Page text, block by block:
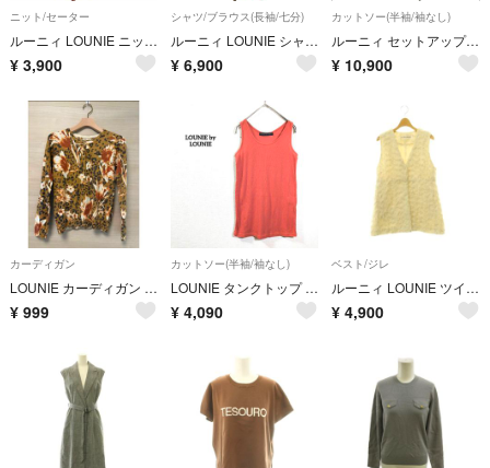
ニット/セーター
ルーニィ LOUNIE ニット カットソー Vネック 長袖 F 紫 パープル
¥ 3,900
シャツ/ブラウス(長袖/七分)
ルーニィ LOUNIE シャツ ブラウス ボウタイ 長袖 ロング 38 茶
¥ 6,900
カットソー(半袖/袖なし)
ルーニィ セットアップ ハーフジップカットソー タイトスカート ダークネイビー
¥ 10,900
カーディガン
LOUNIE カーディガン フラワー レオパード 花柄 サイズF
¥ 999
カットソー(半袖/袖なし)
LOUNIE タンクトップ リブ カットソー オレンジ 伸縮 きれいめ
¥ 4,090
ベスト/ジレ
ルーニィ LOUNIE ツイード調フリンジジレ 前開き 36 ホワイト /HK
¥ 4,900